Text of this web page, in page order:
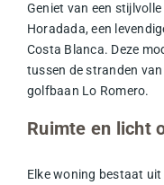
Geniet van een
Horadada, een
Costa Blanca. Deze
tussen de stranden
golfbaan Lo Romero.
Ruimte en licht
Elke woning bestaat uit